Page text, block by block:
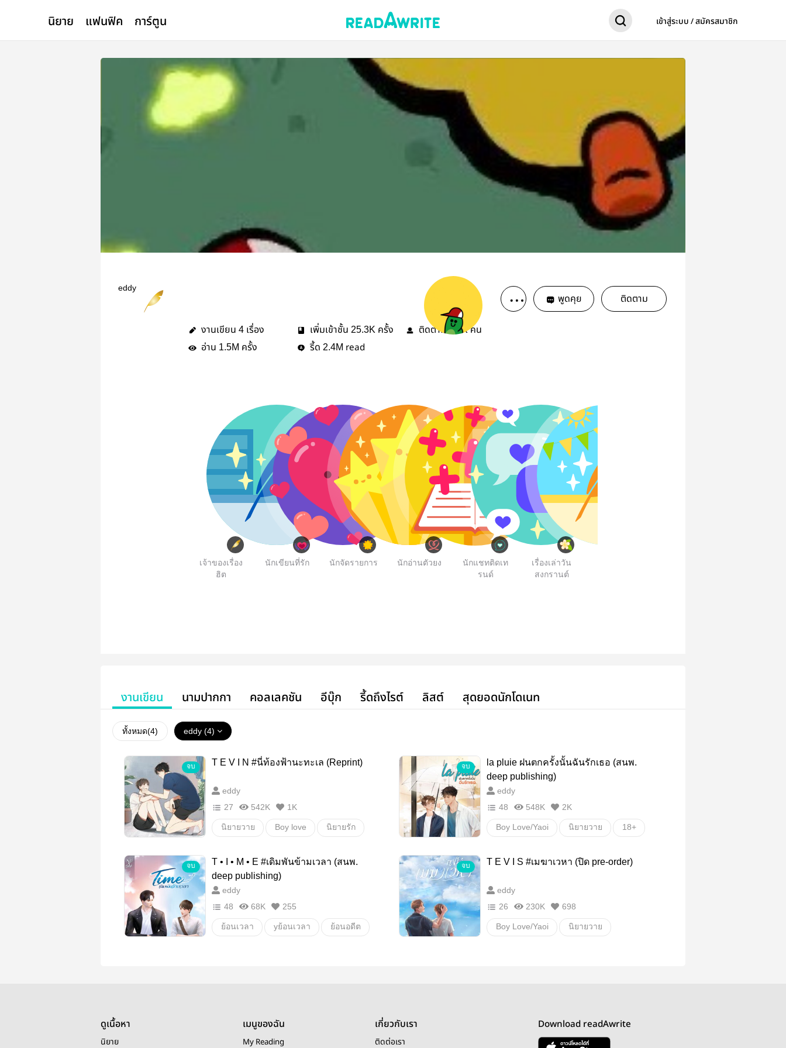
นิยาย แฟนฟิค การ์ตูน เข้าสู่ระบบ / สมัครสมาชิก
eddy
พูดคุย ติดตาม
งานเขียน 4 เรื่อง เพิ่มเข้าชั้น 25.3K ครั้ง ติดตาม1.3Kคน
อ่าน 1.5M ครั้ง รี้ด 2.4M read
เจ้าของเรื่อง
ฮิต
นักเขียนที่รัก นักจัดรายการ นักอ่านตัวยง
นักแชทติดเท
รนด์
เรื่องเล่าวัน
สงกรานต์
งานเขียน นามปากกา คอลเลคชัน อีบุ๊ก รี้ดถึงไรต์ ลิสต์ สุดยอดนักโดเนท
ทั้งหมด(4) eddy (4)
จบ T E V I N #นี่ท้องฟ้านะทะเล (Reprint)
eddy
27
542K 1K
นิยายวาย Boy love นิยายรัก
จบ
la pluie ฝนตกครั้งนั้นฉันรักเธอ (สนพ.
deep publishing)
eddy
48
548K 2K
Boy Love/Yaoi นิยายวาย 18+
ผ่านสายฝน
พรรษ
ฝนตกครั้งนั้นฉันรักเธอ
lapluie แฟนตาซี
จบ
T • I • M • E #เดิมพันข้ามเวลา (สนพ.
deep publishing)
eddy
48
68K 255
ย้อนเวลา yย้อนเวลา ย้อนอดีต
จบ T E V I S #เมฆาเวหา (ปิด pre-order)
eddy
26
230K 698
Boy Love/Yaoi นิยายวาย
ดูเนื้อหา
นิยาย
เมนูของฉัน
My Reading
เกี่ยวกับเรา
ติดต่อเรา
Download readAwrite